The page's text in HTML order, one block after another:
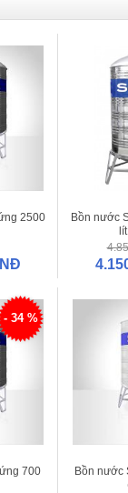
2500
Bồn nước
- 34 %
700
Bồn nước